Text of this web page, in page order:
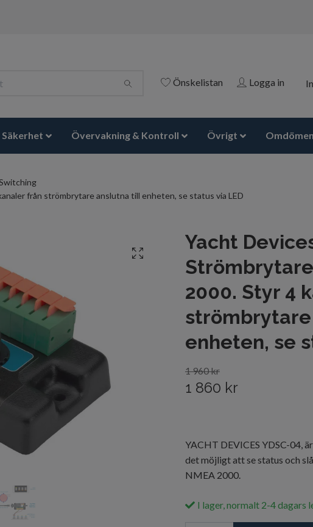
Önskelistan Logga in
Säkerhet Övervakning & Kontroll Övrigt Omdömen
från strömbrytare anslutna till enheten, se status via LED
Yacht
2000. Styr 4
enheten, se
1 960 kr
1 860 kr
YACHT DEVICES YDSC-04,
det möjligt att se status och
NMEA 2000.
I lager, normalt 2-4 dagars